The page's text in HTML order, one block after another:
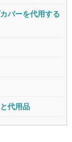
バーを代用する
代用品